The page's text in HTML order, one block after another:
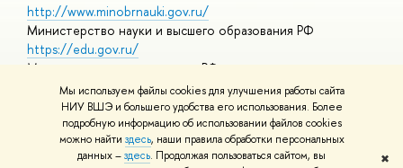
Мы используем файлы cookies для улучшения работы сайта
НИУ ВШЭ и большего удобства его использования. Более
подробную информацию об использовании файлов cookies
можно найти здесь, наши правила обработки персональных
данных –здесь. Продолжая пользоваться сайтом, вы
✖
http://www.minobrnauki.gov.ru/
Министерство науки и высшего образования РФ
https://edu.gov.ru/
Министерство просвещения РФ
https://elearning.hse.ru/mooc
Массовые открытые онлайн-курсы
© НИУ ВШЭ 1993–2026 Адреса и контактыУсловия